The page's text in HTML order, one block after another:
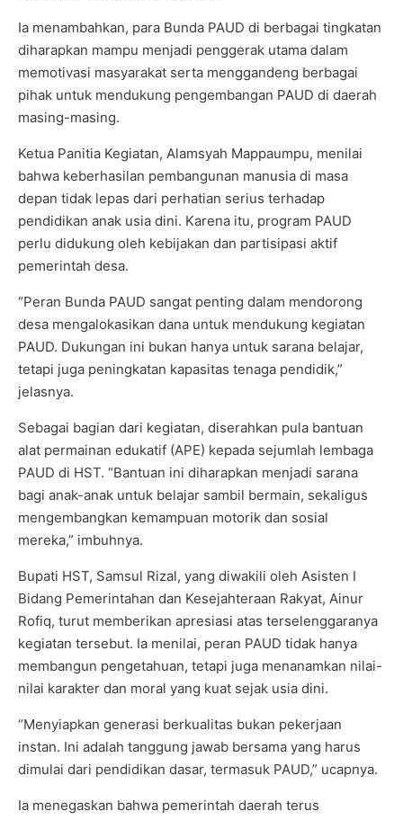
Ia menambahkan, para Bunda PAUD di berbagai tingkatan
diharapkan mampu menjadi penggerak utama dalam
memotivasi masyarakat serta menggandeng berbagai
pihak untuk mendukung pengembangan PAUD di daerah
masing-masing.
Ketua Panitia Kegiatan, Alamsyah Mappaumpu, menilai
bahwa keberhasilan pembangunan manusia di masa
depan tidak lepas dari perhatian serius terhadap
pendidikan anak usia dini. Karena itu, program PAUD
perlu didukung oleh kebijakan dan partisipasi aktif
pemerintah desa.
“Peran Bunda PAUD sangat penting dalam mendorong
desa mengalokasikan dana untuk mendukung kegiatan
PAUD. Dukungan ini bukan hanya untuk sarana belajar,
tetapi juga peningkatan kapasitas tenaga pendidik,”
jelasnya.
Sebagai bagian dari kegiatan, diserahkan pula bantuan
alat permainan edukatif (APE) kepada sejumlah lembaga
PAUD di HST. “Bantuan ini diharapkan menjadi sarana
bagi anak-anak untuk belajar sambil bermain, sekaligus
mengembangkan kemampuan motorik dan sosial
mereka,” imbuhnya.
Bupati HST, Samsul Rizal, yang diwakili oleh Asisten I
Bidang Pemerintahan dan Kesejahteraan Rakyat, Ainur
Rofiq, turut memberikan apresiasi atas terselenggaranya
kegiatan tersebut. Ia menilai, peran PAUD tidak hanya
membangun pengetahuan, tetapi juga menanamkan nilai-
nilai karakter dan moral yang kuat sejak usia dini.
“Menyiapkan generasi berkualitas bukan pekerjaan
instan. Ini adalah tanggung jawab bersama yang harus
dimulai dari pendidikan dasar, termasuk PAUD,” ucapnya.
Ia menegaskan bahwa pemerintah daerah terus